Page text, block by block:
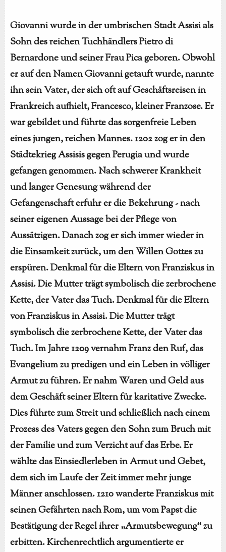
Giovanni wurde in der umbrischen Stadt Assisi als
Sohn des reichen Tuchhändlers Pietro di
Bernardone und seiner Frau Pica geboren. Obwohl
er auf den Namen Giovanni getauft wurde, nannte
ihn sein Vater, der sich oft auf Geschäftsreisen in
Frankreich aufhielt, Francesco, kleiner Franzose. Er
war gebildet und führte das sorgenfreie Leben
eines jungen, reichen Mannes. 1202 zog er in den
Städtekrieg Assisis gegen Perugia und wurde
gefangen genommen. Nach schwerer Krankheit
und langer Genesung während der
Gefangenschaft erfuhr er die Bekehrung - nach
seiner eigenen Aussage bei der Pflege von
Aussätzigen. Danach zog er sich immer wieder in
die Einsamkeit zurück, um den Willen Gottes zu
erspüren. Denkmal für die Eltern von Franziskus in
Assisi. Die Mutter trägt symbolisch die zerbrochene
Kette, der Vater das Tuch. Denkmal für die Eltern
von Franziskus in Assisi. Die Mutter trägt
symbolisch die zerbrochene Kette, der Vater das
Tuch. Im Jahre 1209 vernahm Franz den Ruf, das
Evangelium zu predigen und ein Leben in völliger
Armut zu führen. Er nahm Waren und Geld aus
dem Geschäft seiner Eltern für karitative Zwecke.
Dies führte zum Streit und schließlich nach einem
Prozess des Vaters gegen den Sohn zum Bruch mit
der Familie und zum Verzicht auf das Erbe. Er
wählte das Einsiedlerleben in Armut und Gebet,
dem sich im Laufe der Zeit immer mehr junge
Männer anschlossen. 1210 wanderte Franziskus mit
seinen Gefährten nach Rom, um vom Papst die
Bestätigung der Regel ihrer „Armutsbewegung“ zu
erbitten. Kirchenrechtlich argumentierte er